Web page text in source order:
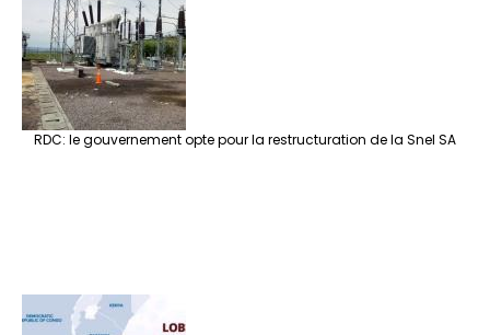
RDC: le gouvernement opte pour la restructuration de la Snel SA